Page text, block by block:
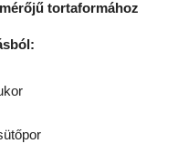
tortaformához